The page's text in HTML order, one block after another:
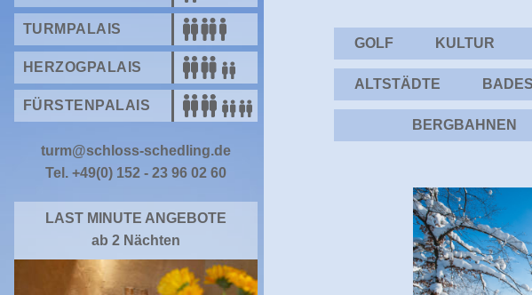
TURMPALAIS
HERZOGPALAIS
FÜRSTENPALAIS
turm@schloss-schedling.de
Tel. +49(0) 152 - 23 96 02 60
LAST MINUTE ANGEBOTE
ab 2 Nächten
GOLF KULTUR
ALTSTÄDTE
BERGBAHNEN